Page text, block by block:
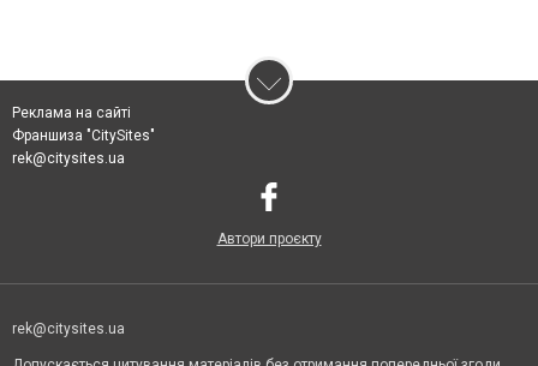
Реклама на сайті
Франшиза "CitySites"
rek@citysites.ua
Автори проєкту
rek@citysites.ua